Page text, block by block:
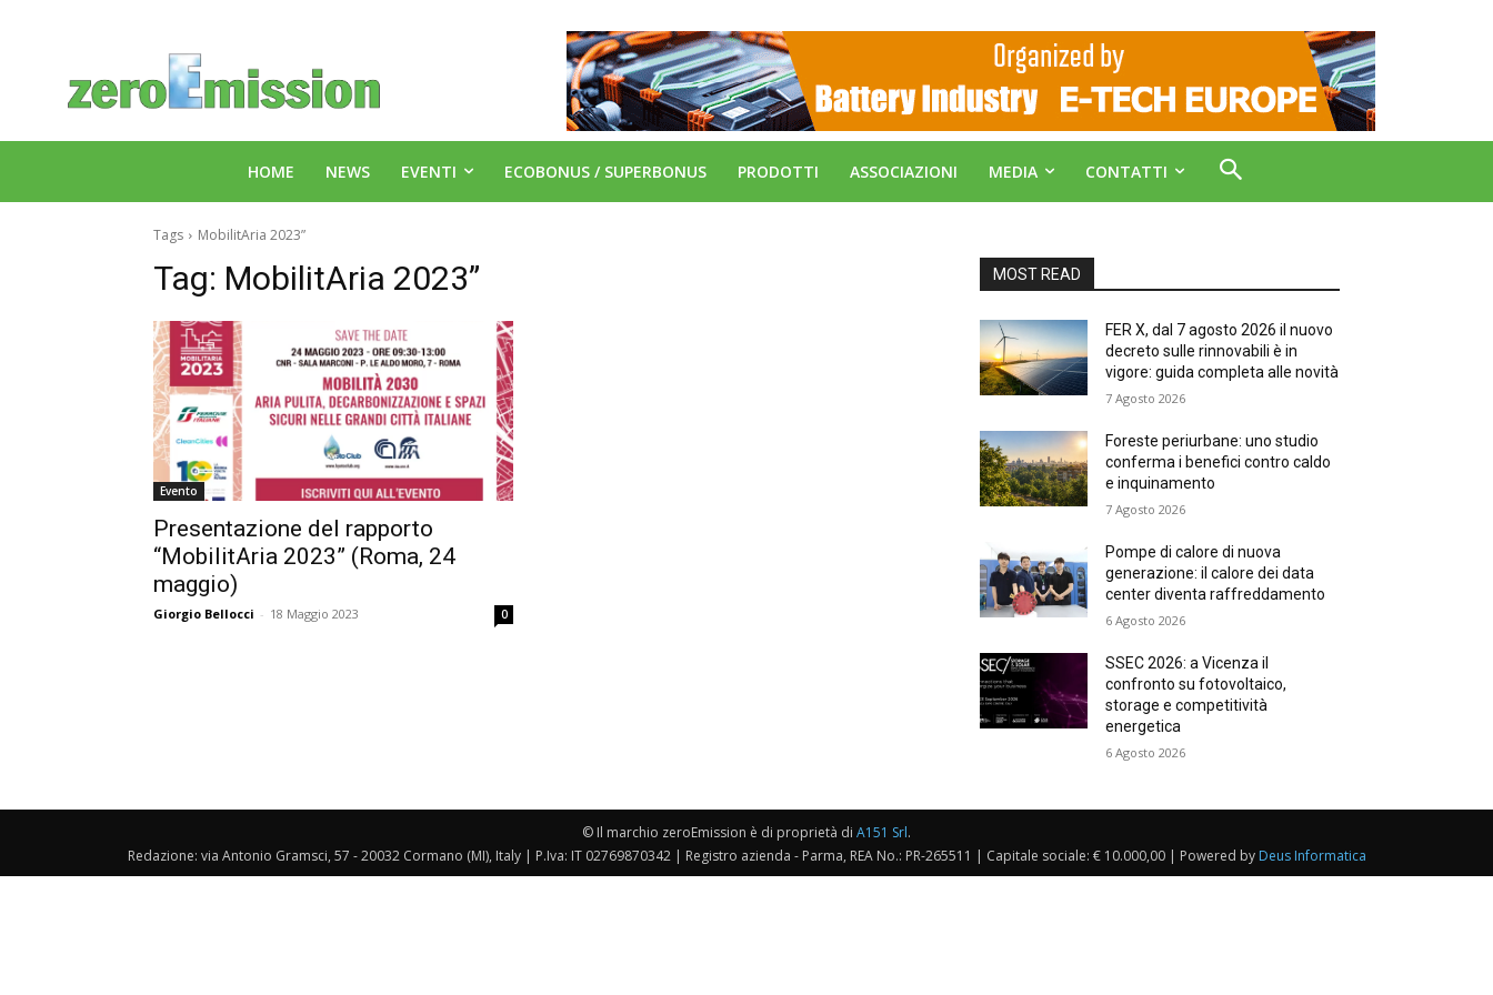
HOME NEWS EVENTI ECOBONUS / SUPERBONUS PRODOTTI ASSOCIAZIONI MEDIA CONTATTI
Tags MobilitAria 2023”
Tag: MobilitAria 2023”
Evento
Presentazione del rapporto
“MobilitAria 2023” (Roma, 24
maggio)
Giorgio Bellocci - 18 Maggio 2023 0
MOST READ
FER X, dal 7 agosto 2026 il nuovo
decreto sulle rinnovabili è in
vigore: guida completa alle novità
7 Agosto 2026
Foreste periurbane: uno studio
conferma i benefici contro caldo
e inquinamento
7 Agosto 2026
Pompe di calore di nuova
generazione: il calore dei data
center diventa raffreddamento
6 Agosto 2026
SSEC 2026: a Vicenza il
confronto su fotovoltaico,
storage e competitività
energetica
6 Agosto 2026
© Il marchio zeroEmission è di proprietà di A151 Srl.
Redazione: via Antonio Gramsci, 57 - 20032 Cormano (MI), Italy | P.Iva: IT 02769870342 | Registro azienda - Parma, REA No.: PR-265511 | Capitale sociale: € 10.000,00 | Powered by Deus Informatica